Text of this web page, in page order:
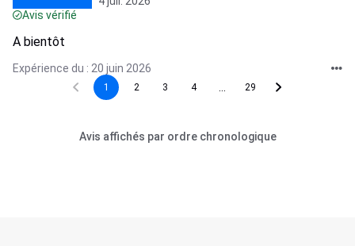
Avis vérifié
A bientôt
Expérience du : 20 juin 2026
1 2 3 4 29
Avis affichés par ordre chronologique